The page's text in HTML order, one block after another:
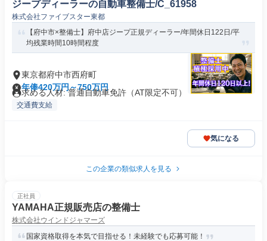
ジープディーラーの自動車整備士/C_61958
株式会社ファイブスター東都
【府中市×整備士】府中店ジープ正規ディーラー/年間休日122日/平
均残業時間10時間程度
東京都府中市西府町
年俸420万円～750万円
求める人材: 普通自動車免許（AT限定不可）
交通費支給
気になる
この企業の類似求人を見る
正社員
YAMAHA正規販売店の整備士
株式会社ウインドジャマーズ
国家資格取得を本気で目指せる！未経験でも応募可能！